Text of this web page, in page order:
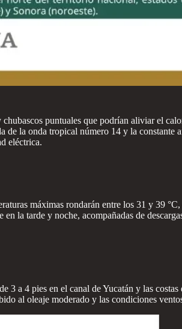
puntuales que podrían aliviar el
la onda tropical número 14 y la constante
eléctrica.
máximas rondarán entre los 31 y 39
la tarde y noche, acompañadas de
3 a 4 pies en el canal de Yucatán y las
al oleaje moderado y las condiciones